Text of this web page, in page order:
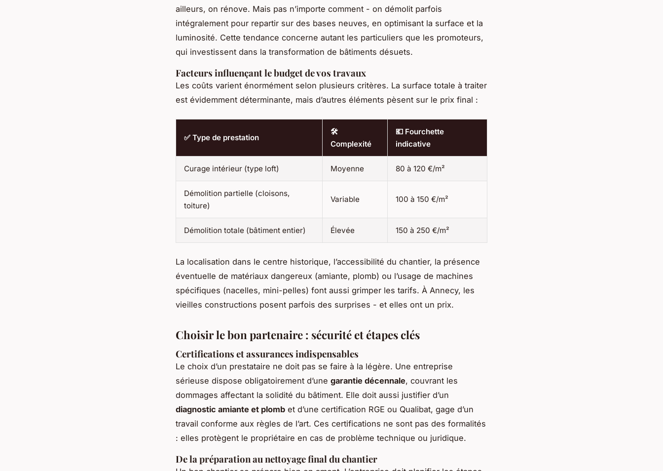
ailleurs, on rénove. Mais pas n’importe comment - on démolit parfois
intégralement pour repartir sur des bases neuves, en optimisant la surface et la
luminosité. Cette tendance concerne autant les particuliers que les promoteurs,
qui investissent dans la transformation de bâtiments désuets.
Facteurs influençant le budget de vos travaux
Les coûts varient énormément selon plusieurs critères. La surface totale à traiter
est évidemment déterminante, mais d’autres éléments pèsent sur le prix final :
✅ Type de prestation
🛠️
Complexité
💶 Fourchette
indicative
Curage intérieur (type loft) Moyenne 80 à 120 €/m²
Démolition partielle (cloisons,
toiture)
Variable 100 à 150 €/m²
Démolition totale (bâtiment entier) Élevée 150 à 250 €/m²
La localisation dans le centre historique, l’accessibilité du chantier, la présence
éventuelle de matériaux dangereux (amiante, plomb) ou l’usage de machines
spécifiques (nacelles, mini-pelles) font aussi grimper les tarifs. À Annecy, les
vieilles constructions posent parfois des surprises - et elles ont un prix.
Choisir le bon partenaire : sécurité et étapes clés
Certifications et assurances indispensables
Le choix d’un prestataire ne doit pas se faire à la légère. Une entreprise
sérieuse dispose obligatoirement d’une garantie décennale, couvrant les
dommages affectant la solidité du bâtiment. Elle doit aussi justifier d’un
diagnostic amiante et plomb et d’une certification RGE ou Qualibat, gage d’un
travail conforme aux règles de l’art. Ces certifications ne sont pas des formalités
: elles protègent le propriétaire en cas de problème technique ou juridique.
De la préparation au nettoyage final du chantier